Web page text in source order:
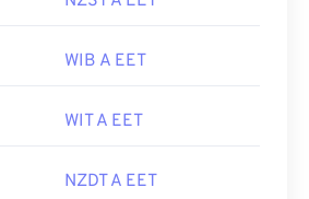
WIB A EET
WIT A EET
NZDT A EET